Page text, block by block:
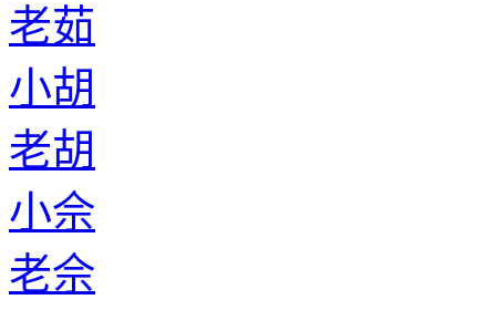
老茹
小胡
老胡
小佘
老佘